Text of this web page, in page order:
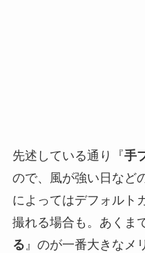
先述している通り『手
ので、風が強い日など
によってはデフォルト
撮れる場合も。あくま
る』のが一番大きなメ